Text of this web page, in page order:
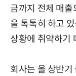
금까지 전체 매
을 톡톡히 하고
상황에 취약하기
회사는 올 상반기